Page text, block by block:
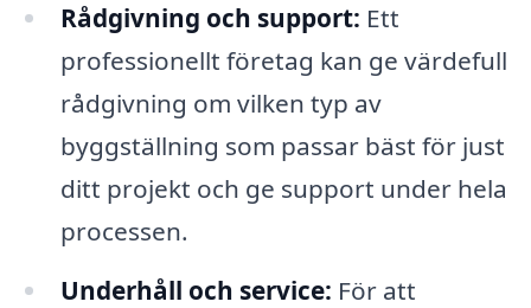
Rådgivning och support: Ett
professionellt företag kan ge värdefull
rådgivning om vilken typ av
byggställning som passar bäst för just
ditt projekt och ge support under hela
processen.
Underhåll och service: För att